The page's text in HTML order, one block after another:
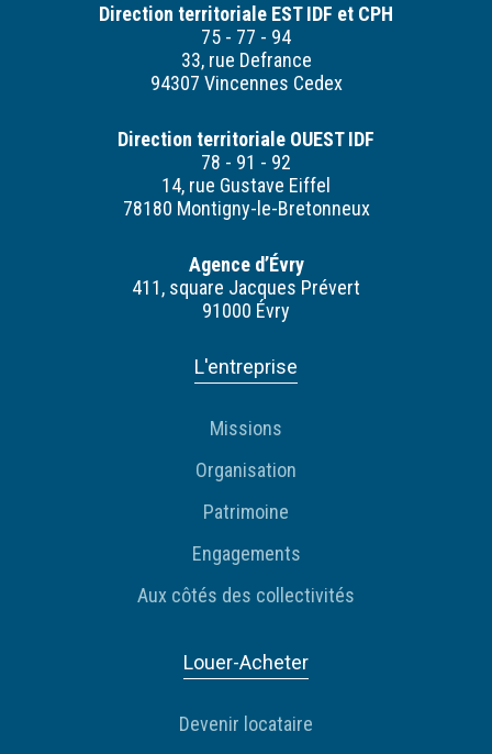
Direction territoriale EST IDF et CPH
75 - 77 - 94
33, rue Defrance
94307 Vincennes Cedex
Direction territoriale OUEST IDF
78 - 91 - 92
14, rue Gustave Eiffel
78180 Montigny-le-Bretonneux
Agence d’Évry
411, square Jacques Prévert
91000 Évry
L'entreprise
Missions
Organisation
Patrimoine
Engagements
Aux côtés des collectivités
Louer-Acheter
Devenir locataire